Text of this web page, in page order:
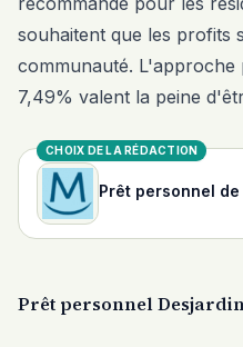
souhaitent que les profits
communauté. L'approche
7,49% valent la peine
CHOIX DE LA RÉDACTION
Prêt personnel
Prêt personnel